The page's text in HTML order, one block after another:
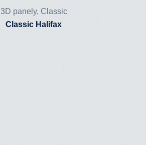
3D panely, Classic
Classic Halifax